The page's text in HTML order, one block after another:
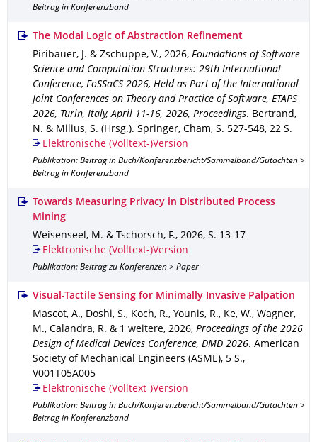
Beitrag in Konferenzband
The Modal Logic of Abstraction Refinement
Piribauer, J. & Zschuppe, V., 2026, Foundations of Software
Science and Computation Structures: 29th International
Conference, FoSSaCS 2026, Held as Part of the International
Joint Conferences on Theory and Practice of Software, ETAPS
2026, Turin, Italy, April 11-16, 2026, Proceedings. Bertrand,
N. & Milius, S. (Hrsg.). Springer, Cham, S. 527-548, 22 S.
Elektronische (Volltext-)Version
Publikation: Beitrag in Buch/Konferenzbericht/Sammelband/Gutachten >
Beitrag in Konferenzband
Towards Measuring Privacy in Distributed Process
Mining
Weisenseel, M. & Tschorsch, F., 2026, S. 13-17
Elektronische (Volltext-)Version
Publikation: Beitrag zu Konferenzen > Paper
Visual-Tactile Sensing for Minimally Invasive Palpation
Mascot, A., Doshi, S., Koch, R., Younis, R., Ke, W., Wagner,
M., Calandra, R. & 1 weitere, 2026, Proceedings of the 2026
Design of Medical Devices Conference, DMD 2026. American
Society of Mechanical Engineers (ASME), 5 S.,
V001T05A005
Elektronische (Volltext-)Version
Publikation: Beitrag in Buch/Konferenzbericht/Sammelband/Gutachten >
Beitrag in Konferenzband